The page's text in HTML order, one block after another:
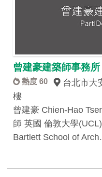
曾建豪建築師事務所
熱度 60
台北市大
樓
曾建豪 Chien-Hao
師 英國 倫敦大學
Bartlett School of